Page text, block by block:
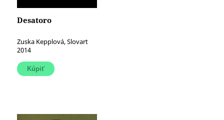
Desatoro
Zuska Kepplová, Slovart
2014